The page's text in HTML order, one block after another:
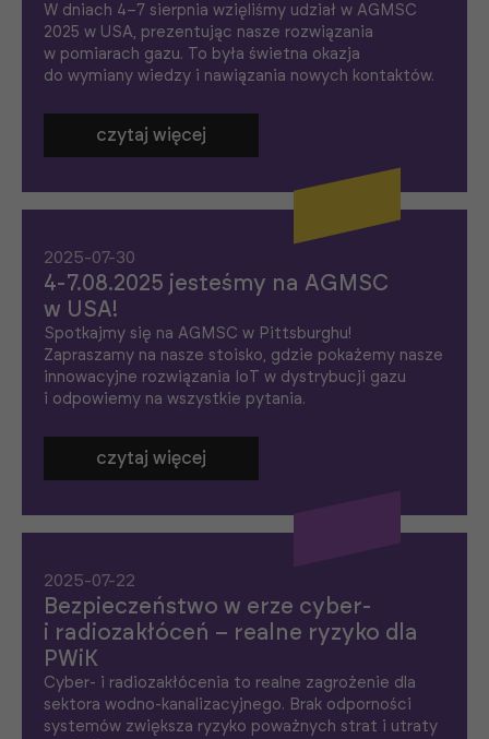
W dniach 4–7 sierpnia wzięliśmy udział w AGMSC
2025 w USA, prezentując nasze rozwiązania
w pomiarach gazu. To była świetna okazja
do wymiany wiedzy i nawiązania nowych kontaktów.
czytaj więcej
2025-07-30
4-7.08.2025 jesteśmy na AGMSC
w USA!
Spotkajmy się na AGMSC w Pittsburghu!
Zapraszamy na nasze stoisko, gdzie pokażemy nasze
innowacyjne rozwiązania IoT w dystrybucji gazu
i odpowiemy na wszystkie pytania.
czytaj więcej
2025-07-22
Bezpieczeństwo w erze cyber-
i radiozakłóceń – realne ryzyko dla
PWiK
Cyber- i radiozakłócenia to realne zagrożenie dla
sektora wodno-kanalizacyjnego. Brak odporności
systemów zwiększa ryzyko poważnych strat i utraty